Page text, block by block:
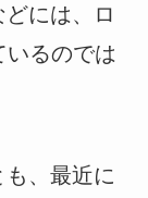
には、ロ
るのでは
、最近に